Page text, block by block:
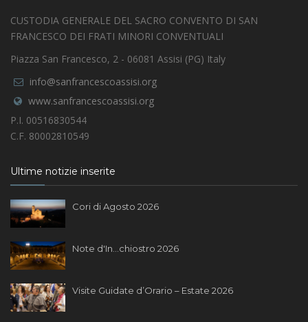
CUSTODIA GENERALE DEL SACRO CONVENTO DI SAN
FRANCESCO DEI FRATI MINORI CONVENTUALI
Piazza San Francesco, 2 - 06081 Assisi (PG) Italy
info@sanfrancescoassisi.org
www.sanfrancescoassisi.org
P.I. 00516830544
C.F. 80002810549
Ultime notizie inserite
Cori di Agosto 2026
Note d'In...chiostro 2026
Visite Guidate d’Orario – Estate 2026